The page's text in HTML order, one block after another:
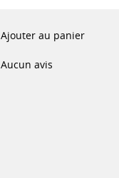
Ajouter au panier
Aucun avis